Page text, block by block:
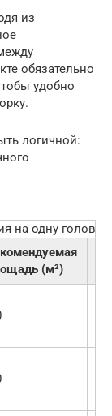
из
обязательно
удобно
логичной:
одну голову
(м²)